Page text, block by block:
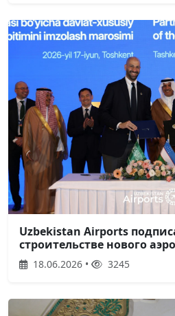
Uzbekistan Airports
строительстве нового
18.06.2026 • 3245